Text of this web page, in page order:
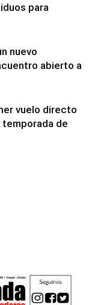
para
nuevo
abierto a
vuelo directo
temporada de